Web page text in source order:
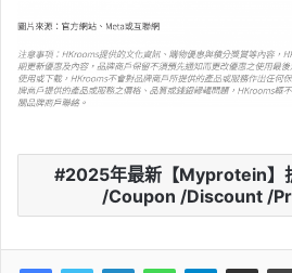
2025年最新【Myprotein】
/Coupon /Discount /